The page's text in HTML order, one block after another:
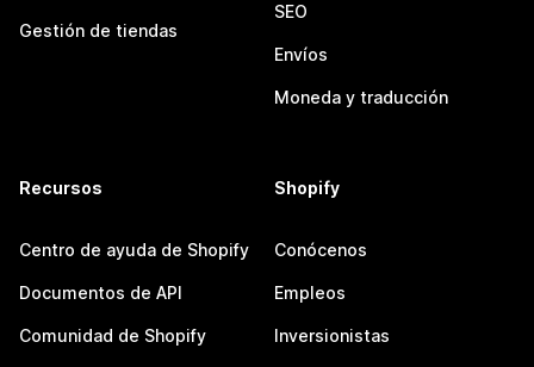
Gestión de tiendas
SEO
Envíos
Moneda y traducción
Recursos
Centro de ayuda de Shopify
Documentos de API
Comunidad de Shopify
Shopify
Conócenos
Empleos
Inversionistas